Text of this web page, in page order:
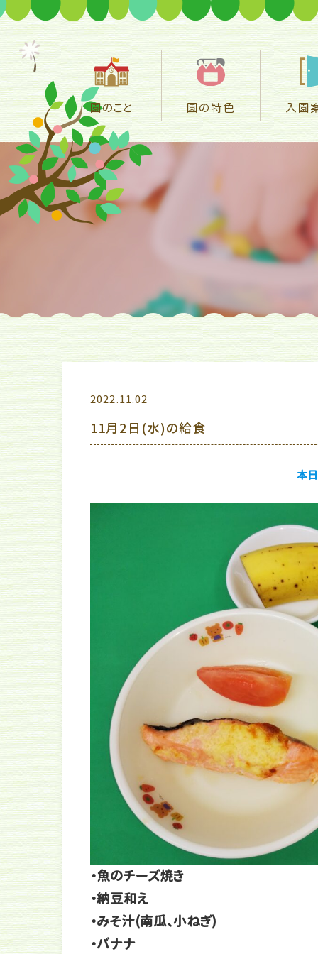
園のこと 園の特色 入園
2022.11.02
11月2日(水)の給食
本
・魚のチーズ焼き
・納豆和え
・みそ汁(南瓜、小ねぎ)
・バナナ